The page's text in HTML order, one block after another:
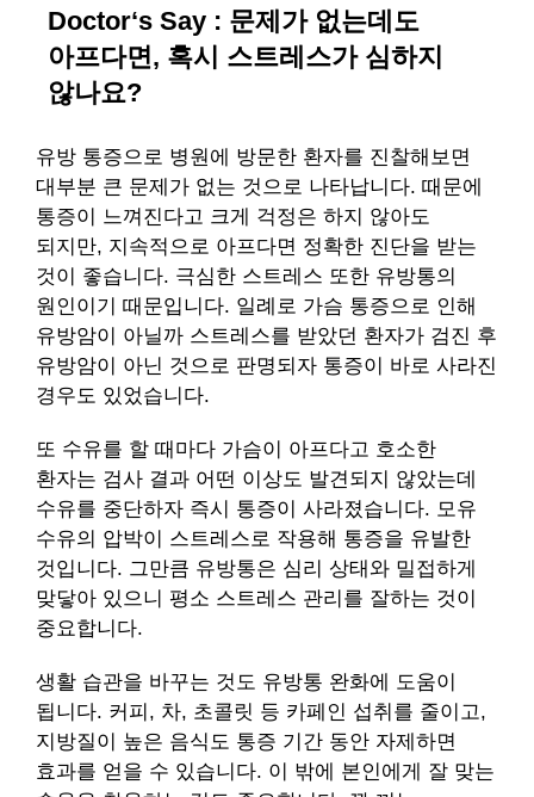
Doctor‘s Say : 문제가 없는데도
아프다면, 혹시 스트레스가 심하지
않나요?
유방 통증으로 병원에 방문한 환자를 진찰해보면
대부분 큰 문제가 없는 것으로 나타납니다. 때문에
통증이 느껴진다고 크게 걱정은 하지 않아도
되지만, 지속적으로 아프다면 정확한 진단을 받는
것이 좋습니다. 극심한 스트레스 또한 유방통의
원인이기 때문입니다. 일례로 가슴 통증으로 인해
유방암이 아닐까 스트레스를 받았던 환자가 검진 후
유방암이 아닌 것으로 판명되자 통증이 바로 사라진
경우도 있었습니다.
또 수유를 할 때마다 가슴이 아프다고 호소한
환자는 검사 결과 어떤 이상도 발견되지 않았는데
수유를 중단하자 즉시 통증이 사라졌습니다. 모유
수유의 압박이 스트레스로 작용해 통증을 유발한
것입니다. 그만큼 유방통은 심리 상태와 밀접하게
맞닿아 있으니 평소 스트레스 관리를 잘하는 것이
중요합니다.
생활 습관을 바꾸는 것도 유방통 완화에 도움이
됩니다. 커피, 차, 초콜릿 등 카페인 섭취를 줄이고,
지방질이 높은 음식도 통증 기간 동안 자제하면
효과를 얻을 수 있습니다. 이 밖에 본인에게 잘 맞는